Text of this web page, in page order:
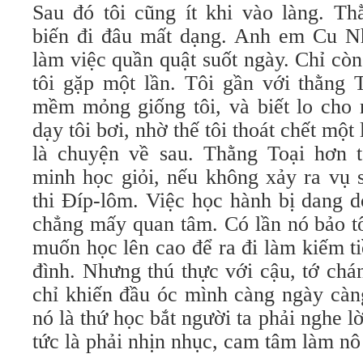
Sau đó tôi cũng ít khi vào làng.
biến đi đâu mất dạng. Anh em Cu
làm việc quần quật suốt ngày. Chỉ
tôi gặp một lần. Tôi gần với thằng
mềm mỏng giống tôi, và biết lo cho
dạy tôi bơi, nhờ thế tôi thoát chết một
là chuyện về sau. Thằng Toại hơn
minh học giỏi, nếu không xảy ra vụ
thi Đíp-lôm. Việc học hành bị dang
chẳng mấy quan tâm. Có lần nó bảo
muốn học lên cao để ra đi làm kiếm
đình. Nhưng thú thực với cậu, tớ
chỉ khiến đầu óc mình càng ngày
nó là thứ học bắt người ta phải nghe
tức là phải nhịn nhục, cam tâm làm